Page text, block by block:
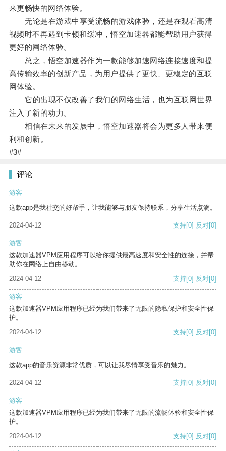
来更畅快的网络体验。
无论是在游戏中享受流畅的游戏体验，还是在观看高清
视频时不再遇到卡顿和缓冲，悟空加速器都能帮助用户获得
更好的网络体验。
总之，悟空加速器作为一款能够加速网络连接速度和提
高传输效率的创新产品，为用户提供了更快、更稳定的互联
网体验。
它的出现不仅改善了我们的网络生活，也为互联网世界
注入了新的动力。
相信在未来的发展中，悟空加速器将会为更多人带来便
利和创新。
#3#
评论
游客
这款app是我社交的好帮手，让我能够与朋友保持联系，分享生活点滴。
2024-04-12 支持[0] 反对[0]
游客
这款加速器VPM应用程序可以给你提供最高速度和安全性的连接，并帮
助你在网络上自由移动。
2024-04-12
支持[0] 反对[0]
游客
这款加速器VPM应用程序已经为我们带来了无限的隐私保护和安全性保
护。
2024-04-12
支持[0] 反对[0]
游客
这款app的音乐资源非常优质，可以让我尽情享受音乐的魅力。
2024-04-12 支持[0] 反对[0]
游客
这款加速器VPM应用程序已经为我们带来了无限的流畅体验和安全性保
护。
2024-04-12
支持[0] 反对[0]